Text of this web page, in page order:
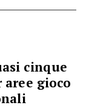
cinque
gioco